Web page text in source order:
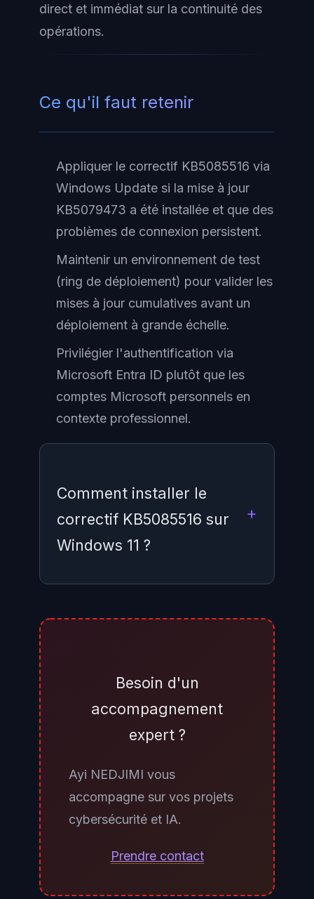
direct et immédiat sur la continuité des
opérations.
Ce qu'il faut retenir
Appliquer le correctif KB5085516 via
Windows Update si la mise à jour
KB5079473 a été installée et que des
problèmes de connexion persistent.
Maintenir un environnement de test
(ring de déploiement) pour valider les
mises à jour cumulatives avant un
déploiement à grande échelle.
Privilégier l'authentification via
Microsoft Entra ID plutôt que les
comptes Microsoft personnels en
contexte professionnel.
Comment installer le
correctif KB5085516 sur
Windows 11 ?
correctif KB5085516 apparaîtra
pour Windows 11 25H2 et 24H2. Il
est également disponible en
Microsoft Update Catalog pour
les déploiements via WSUS ou
SCCM.
Besoin d'un
accompagnement
expert ?
Ayi NEDJIMI vous
accompagne sur vos projets
cybersécurité et IA.
Prendre contact